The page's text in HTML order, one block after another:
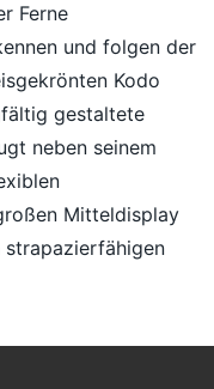
Ferne
und folgen der
Kodo
gestaltete
neben seinem
Mitteldisplay